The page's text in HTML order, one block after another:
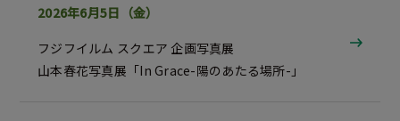
2026年6月5日（金）
フジフイルム スクエア 企画写真展
山本春花写真展「In Grace-陽のあたる場所-」